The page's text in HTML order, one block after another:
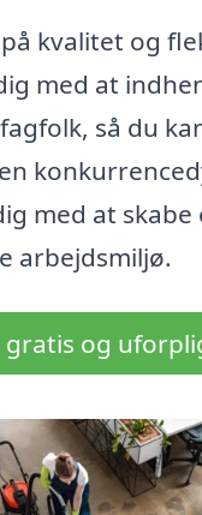
kvalitet og
med at
så du
med at skabe
arbejdsmiljø.
gratis og